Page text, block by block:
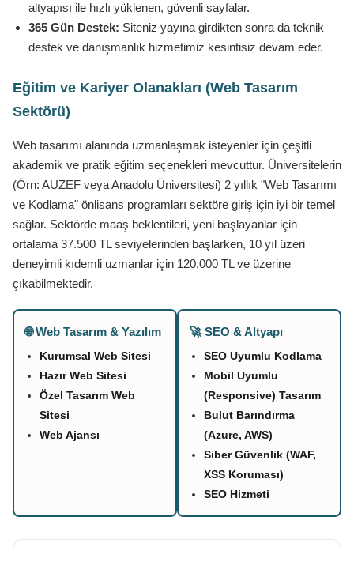
altyapısı ile hızlı yüklenen, güvenli sayfalar.
365 Gün Destek: Siteniz yayına girdikten sonra da teknik
destek ve danışmanlık hizmetimiz kesintisiz devam eder.
Eğitim ve Kariyer Olanakları (Web Tasarım
Sektörü)
Web tasarımı alanında uzmanlaşmak isteyenler için çeşitli
akademik ve pratik eğitim seçenekleri mevcuttur. Üniversitelerin
(Örn: AUZEF veya Anadolu Üniversitesi) 2 yıllık "Web Tasarımı
ve Kodlama" önlisans programları sektöre giriş için iyi bir temel
sağlar. Sektörde maaş beklentileri, yeni başlayanlar için
ortalama 37.500 TL seviyelerinden başlarken, 10 yıl üzeri
deneyimli kıdemli uzmanlar için 120.000 TL ve üzerine
çıkabilmektedir.
🌐 Web Tasarım & Yazılım
Kurumsal Web Sitesi
Hazır Web Sitesi
Özel Tasarım Web
Sitesi
Web Ajansı
🚀 SEO & Altyapı
SEO Uyumlu Kodlama
Mobil Uyumlu
(Responsive) Tasarım
Bulut Barındırma
(Azure, AWS)
Siber Güvenlik (WAF,
XSS Koruması)
SEO Hizmeti